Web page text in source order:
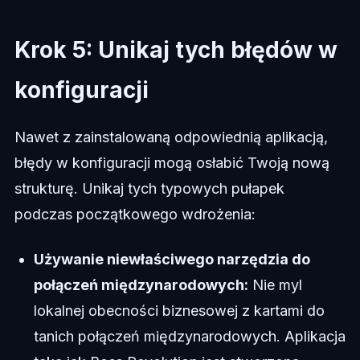
Krok 5: Unikaj tych błędów w
konfiguracji
Nawet z zainstalowaną odpowiednią aplikacją,
błędy w konfiguracji mogą osłabić Twoją nową
strukturę. Unikaj tych typowych pułapek
podczas początkowego wdrożenia:
Używanie niewłaściwego narzędzia do
połączeń międzynarodowych: Nie myl
lokalnej obecności biznesowej z kartami do
tanich połączeń międzynarodowych. Aplikacja